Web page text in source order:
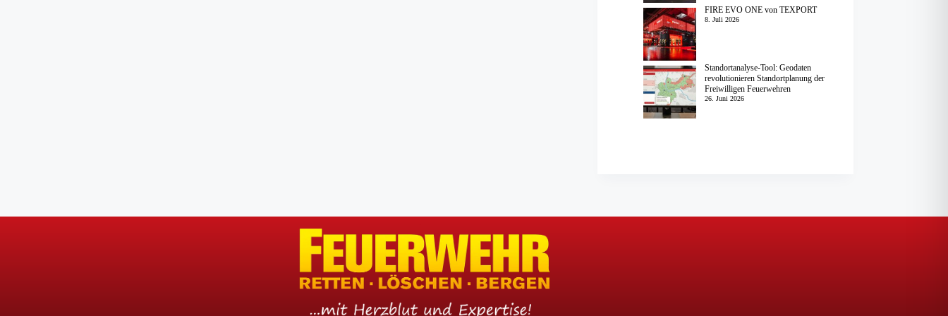
FIRE EVO ONE von TEXPORT
8. Juli 2026
Standortanalyse-Tool: Geodaten
revolutionieren Standortplanung der
Freiwilligen Feuerwehren
26. Juni 2026